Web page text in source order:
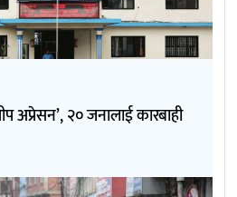
अप्रेसन’, २० जनालाई कारबाही